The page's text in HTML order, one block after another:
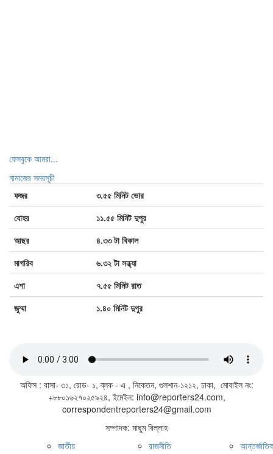
ফেসবুকে আমরা...
নামাজের সময়সূচী
ফজর
৩.৫৫ মিনিট ভোর
যোহর
১১.৫৫ মিনিট দুপুর
আছর
৪.৩৩ টা বিকাল
মাগরিব
৬.৩২ টা সন্ধ্যা
এশা
৭.৫৫ মিনিট রাত
জুম্মা
১.৪০ মিনিট দুপুর
অফিস : বাসা- ৩১, রোড- ১, ব্লক - এ , নিকেতন, গুলশান-১২১২, ঢাকা, মোবাইল নং:
+৮৮০১৬২৭০২৫৯২৪, ইমেইল: info@reporters24.com,
correspondentreporters24@gmail.com
সম্পাদক: মাছুম বিল্লাহ
জাতীয়
রাজনীতি